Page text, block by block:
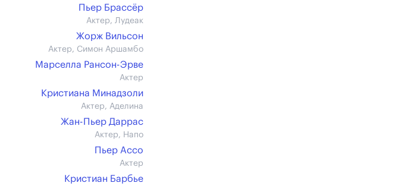
Пьер Брассёр
Актер, Лудеак
Жорж Вильсон
Актер, Симон Аршамбо
Марселла Рансон-Эрве
Актер
Кристиана Минадзоли
Актер, Аделина
Жан-Пьер Даррас
Актер, Напо
Пьер Ассо
Актер
Кристиан Барбье